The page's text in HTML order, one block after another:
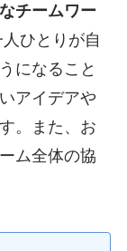
チームワー
ひとりが自
になること
アイデアや
。また、お
ム全体の協